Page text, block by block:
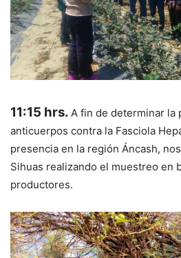
11:15 hrs. A fin de determinar la
anticuerpos contra la Fasciola
presencia en la región Áncash,
Sihuas realizando el muestreo en
productores.